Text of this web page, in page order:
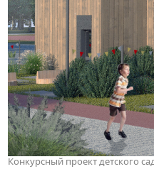
Конкурсный проект детского